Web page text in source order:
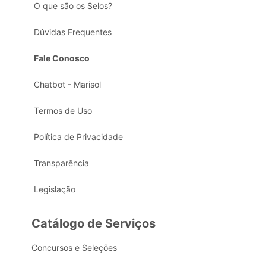
O que são os Selos?
Dúvidas Frequentes
Fale Conosco
Chatbot - Marisol
Termos de Uso
Política de Privacidade
Transparência
Legislação
Catálogo de Serviços
Concursos e Seleções